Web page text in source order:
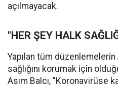
açılmayacak.
"HER ŞEY HALK
Yapılan tüm düzenlemelerin
sağlığını korumak için
Asım Balcı, "Koronavirüse